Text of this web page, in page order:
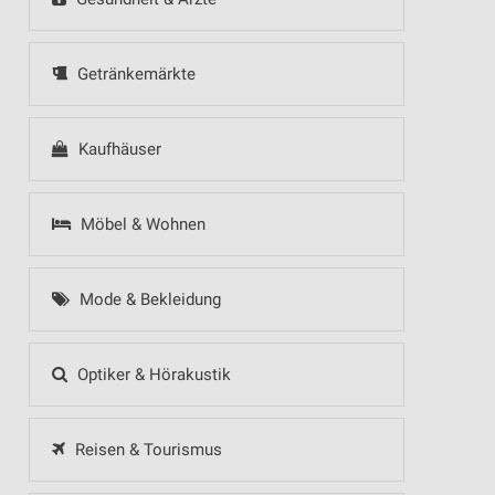
Getränkemärkte
Kaufhäuser
Möbel & Wohnen
Mode & Bekleidung
Optiker & Hörakustik
Reisen & Tourismus